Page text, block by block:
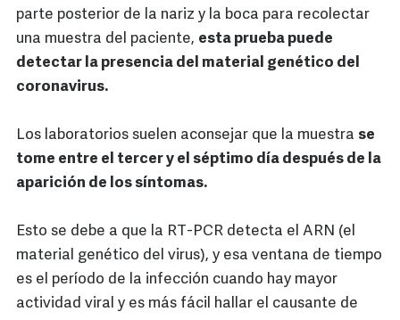
parte posterior de la nariz y la boca para recolectar
una muestra del paciente, esta prueba puede
detectar la presencia del material genético del
coronavirus.
Los laboratorios suelen aconsejar que la muestra se
tome entre el tercer y el séptimo día después de la
aparición de los síntomas.
Esto se debe a que la RT-PCR detecta el ARN (el
material genético del virus), y esa ventana de tiempo
es el período de la infección cuando hay mayor
actividad viral y es más fácil hallar el causante de